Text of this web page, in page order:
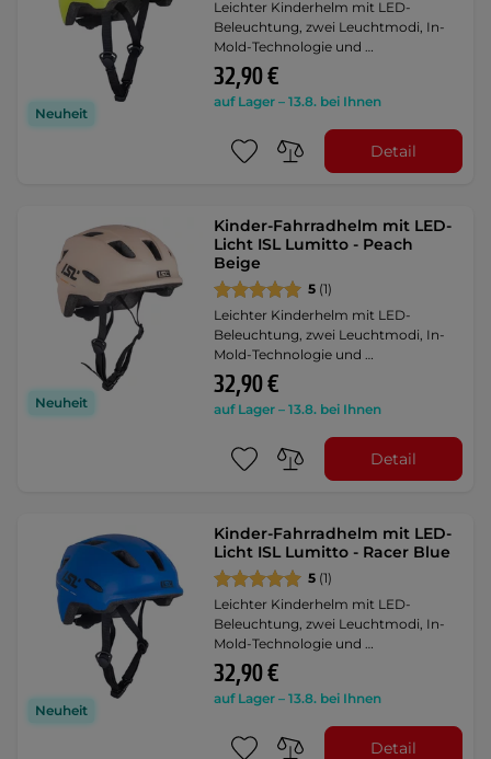
Neuheit
Leichter Kinderhelm mit LED-
Beleuchtung, zwei Leuchtmodi, In-
Mold-Technologie und …
32,90 €
auf Lager – 13.8. bei Ihnen
Detail
Neuheit
Kinder-Fahrradhelm mit LED-
Licht ISL Lumitto - Peach
Beige
5 (1)
Leichter Kinderhelm mit LED-
Beleuchtung, zwei Leuchtmodi, In-
Mold-Technologie und …
32,90 €
auf Lager – 13.8. bei Ihnen
Detail
Neuheit
Kinder-Fahrradhelm mit LED-
Licht ISL Lumitto - Racer Blue
5 (1)
Leichter Kinderhelm mit LED-
Beleuchtung, zwei Leuchtmodi, In-
Mold-Technologie und …
32,90 €
auf Lager – 13.8. bei Ihnen
Detail